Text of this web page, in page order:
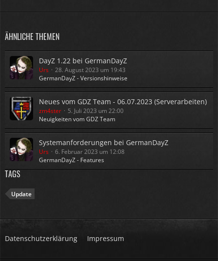
ÄHNLICHE THEMEN
DayZ 1.22 bei GermanDayZ
Urs
28. August 2023 um 19:43
GermanDayZ - Versionshinweise
Neues vom GDZ Team - 06.07.2023 (Serverarbeiten)
zm4ster
5. Juli 2023 um 22:00
Neuigkeiten vom GDZ Team
Systemanforderungen bei GermanDayZ
Urs
6. Februar 2023 um 12:08
GermanDayZ - Features
TAGS
Update
Datenschutzerklärung Impressum